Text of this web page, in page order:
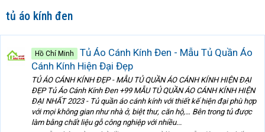
tủ áo kính đen
Hồ Chí Minh
Tủ Áo Cánh Kính Đen - Mẫu Tủ Quần Áo
Cánh Kính Hiện Đại Đẹp
TỦ ÁO CÁNH KÍNH ĐẸP - MẪU TỦ QUẦN ÁO CÁNH KÍNH HIỆN ĐẠI
ĐẸP Tủ Áo Cánh Kính Đen +99 MẪU TỦ QUẦN ÁO CÁNH KÍNH HIỆN
ĐẠI NHẤT 2023 - Tủ quần áo cánh kính với thiết kế hiện đại phù hợp
với mọi không gian như nhà ở, biệt thư, căn hộ,… Bên trong tủ được
làm bằng chất liệu gỗ công nghiệp với nhiều...